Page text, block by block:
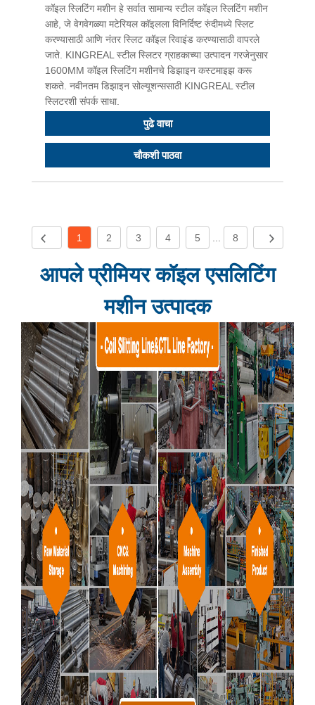
कॉइल स्लिटिंग मशीन हे सर्वात सामान्य स्टील कॉइल स्लिटिंग मशीन
आहे, जे वेगवेगळ्या मटेरियल कॉइलला विनिर्दिष्ट रुंदीमध्ये स्लिट
करण्यासाठी आणि नंतर स्लिट कॉइल रिवाइंड करण्यासाठी वापरले
जाते. KINGREAL स्टील स्लिटर ग्राहकाच्या उत्पादन गरजेनुसार
1600MM कॉइल स्लिटिंग मशीनचे डिझाइन कस्टमाइझ करू
शकते. नवीनतम डिझाइन सोल्यूशन्ससाठी KINGREAL स्टील
स्लिटरशी संपर्क साधा.
पुढे वाचा
चौकशी पाठवा
1 2 3 4 5 ... 8
आपले प्रीमियर कॉइल एसलिटिंग
मशीन उत्पादक